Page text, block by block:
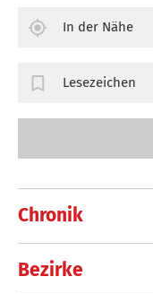
Chronik
Bezirke
In der Nähe
Lesezeichen